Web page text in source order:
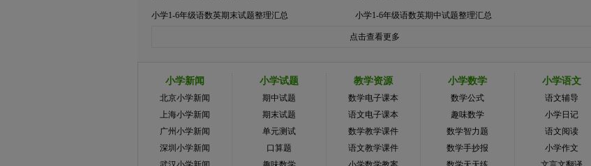
小学1-6年级语数英期末试题整理汇总 小学1-6年级语数英期中试题整理汇总
点击查看更多
小学新闻
北京小学新闻
上海小学新闻
广州小学新闻
深圳小学新闻
小学试题
期中试题
期末试题
单元测试
口算题
教学资源
数学电子课本
语文电子课本
数学教学课件
语文教学课件
小学数学
数学公式
趣味数学
数学智力题
数学手抄报
小学语文
语文辅导
小学日记
语文阅读
小学作文